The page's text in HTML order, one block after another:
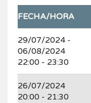
FECHA/HORA
29/07/2024 -
06/08/2024
22:00 - 23:30
26/07/2024
20:00 - 21:30